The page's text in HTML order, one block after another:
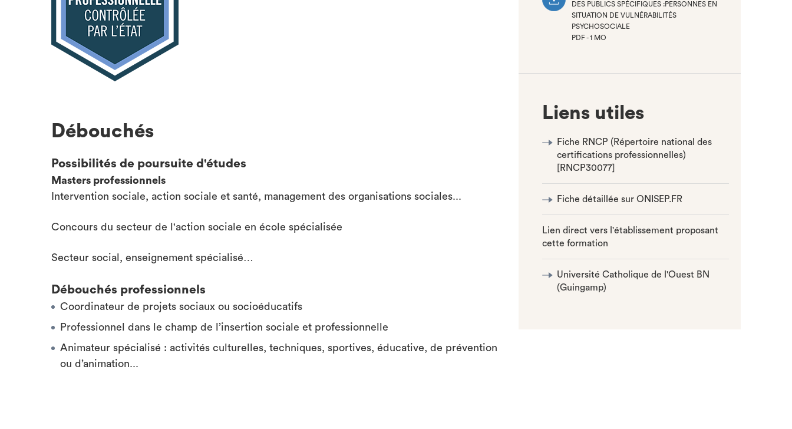
Débouchés
Possibilités de poursuite d'études
Masters professionnels
Intervention sociale, action sociale et santé, management des organisations sociales...
Concours du secteur de l'action sociale en école spécialisée
Secteur social, enseignement spécialisé…
Débouchés professionnels
Coordinateur de projets sociaux ou socioéducatifs
Professionnel dans le champ de l’insertion sociale et professionnelle
Animateur spécialisé : activités culturelles, techniques, sportives, éducative, de prévention
ou d’animation...
DES PUBLICS SPÉCIFIQUES :PERSONNES EN
SITUATION DE VULNÉRABILITÉS
PSYCHOSOCIALE
PDF - 1 MO
Liens utiles
Fiche RNCP (Répertoire national des
certifications professionnelles)
[RNCP30077]
Fiche détaillée sur ONISEP.FR
Lien direct vers l'établissement proposant
cette formation
Université Catholique de l'Ouest BN
(Guingamp)